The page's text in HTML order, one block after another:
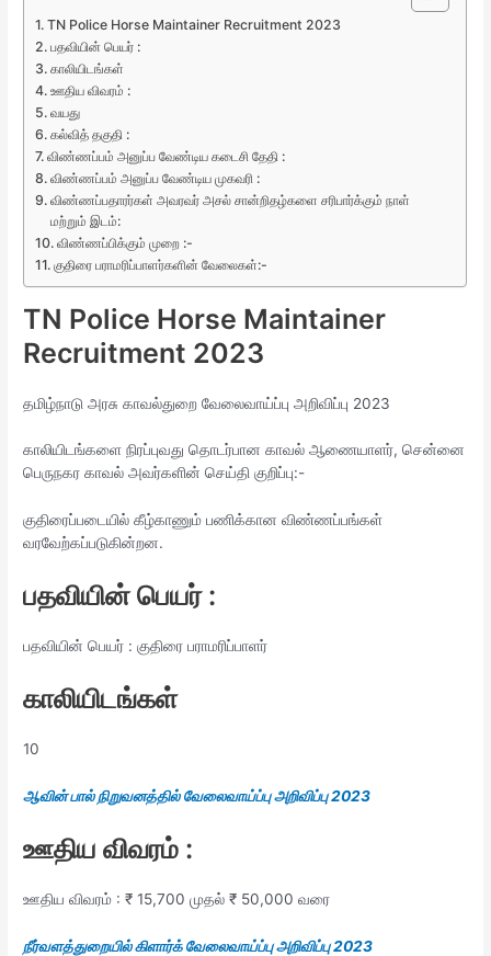
TN Police Horse Maintainer Recruitment 2023
பதவியின் பெயர் :
காலியிடங்கள்
ஊதிய விவரம் :
வயது
கல்வித் தகுதி :
விண்ணப்பம் அனுப்ப வேண்டிய கடைசி தேதி :
விண்ணப்பம் அனுப்ப வேண்டிய முகவரி :
விண்ணப்பதாரர்கள் அவரவர் அசல் சான்றிதழ்களை சரிபார்க்கும் நாள்
மற்றும் இடம்:
விண்ணப்பிக்கும் முறை :-
குதிரை பராமரிப்பாளர்களின் வேலைகள்:-
TN Police Horse Maintainer
Recruitment 2023
தமிழ்நாடு அரசு காவல்துறை வேலைவாய்ப்பு அறிவிப்பு 2023
காலியிடங்களை நிரப்புவது தொடர்பான காவல் ஆணையாளர், சென்னை
பெருநகர காவல் அவர்களின் செய்தி குறிப்பு:-
குதிரைப்படையில் கீழ்காணும் பணிக்கான விண்ணப்பங்கள்
வரவேற்கப்படுகின்றன.
பதவியின் பெயர் :
பதவியின் பெயர் : குதிரை பராமரிப்பாளர்
காலியிடங்கள்
10
ஆவின் பால் நிறுவனத்தில் வேலைவாய்ப்பு அறிவிப்பு 2023
ஊதிய விவரம் :
ஊதிய விவரம் : ₹ 15,700 முதல் ₹ 50,000 வரை
நீர்வளத்துறையில் கிளார்க் வேலைவாய்ப்பு அறிவிப்பு 2023